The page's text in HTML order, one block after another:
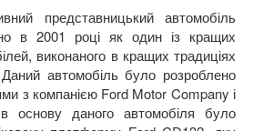
представницький автомобіль
в 2001 році як один із кращих
виконаного в кращих традиціях
Даний автомобіль було розроблено
з компанією Ford Motor Company і
основу даного автомобіля було